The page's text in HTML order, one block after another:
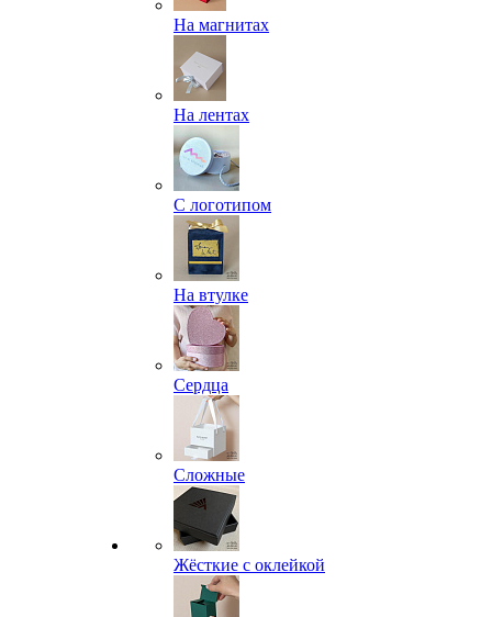
На магнитах
На лентах
С логотипом
На втулке
Сердца
Сложные
Жёсткие с оклейкой